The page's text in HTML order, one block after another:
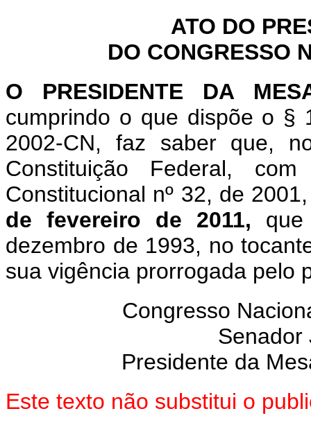
ATO DO
DO CONGRESSO
O PRESIDENTE DA
cumprindo o que dispõe o §
2002-CN, faz saber que,
Constituição Federal,
Constitucional nº 32, de
de fevereiro de 2011,
dezembro de 1993, no
sua vigência prorrogada pelo
Congresso
Senador
Presidente da
Este texto não substitui o